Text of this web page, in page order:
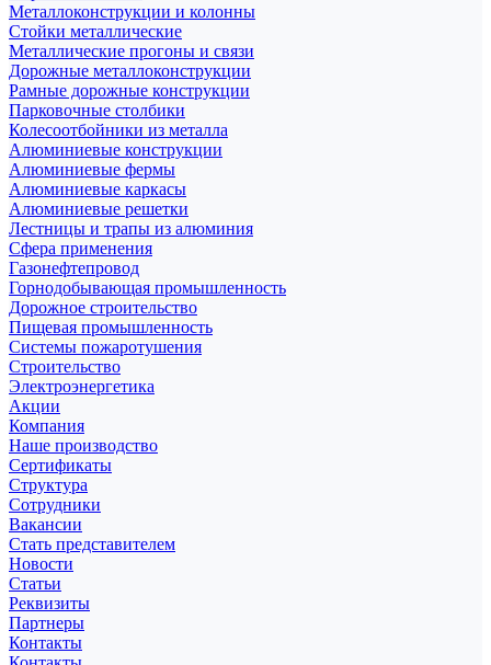
Металлоконструкции и колонны
Стойки металлические
Металлические прогоны и связи
Дорожные металлоконструкции
Рамные дорожные конструкции
Парковочные столбики
Колесоотбойники из металла
Алюминиевые конструкции
Алюминиевые фермы
Алюминиевые каркасы
Алюминиевые решетки
Лестницы и трапы из алюминия
Сфера применения
Газонефтепровод
Горнодобывающая промышленность
Дорожное строительство
Пищевая промышленность
Системы пожаротушения
Строительство
Электроэнергетика
Акции
Компания
Наше производство
Сертификаты
Структура
Сотрудники
Вакансии
Стать представителем
Новости
Статьи
Реквизиты
Партнеры
Контакты